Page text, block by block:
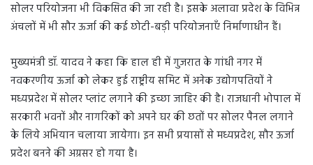
सोलर परियोजना भी विकसित की जा रही है। इसके अलावा प्रदेश के विभिन्न
अंचलों में भी सौर ऊर्जा की कई छोटी-बड़ी परियोजनाएँ निर्माणाधीन हैं।
मुख्यमंत्री डॉ. यादव ने कहा कि हाल ही में गुजरात के गांधी नगर में
नवकरणीय ऊर्जा को लेकर हुई राष्ट्रीय समिट में अनेक उद्योगपतियों ने
मध्यप्रदेश में सोलर प्लांट लगाने की इच्छा जाहिर की है। राजधानी भोपाल में
सरकारी भवनों और नागरिकों को अपने घर की छतों पर सोलर पैनल लगाने
के लिये अभियान चलाया जायेगा। इन सभी प्रयासों से मध्यप्रदेश, सौर ऊर्जा
प्रदेश बनने की अग्रसर हो गया है।